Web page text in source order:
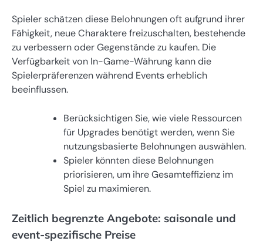
Spieler schätzen diese Belohnungen oft aufgrund ihrer
Fähigkeit, neue Charaktere freizuschalten, bestehende
zu verbessern oder Gegenstände zu kaufen. Die
Verfügbarkeit von In-Game-Währung kann die
Spielerpräferenzen während Events erheblich
beeinflussen.
Berücksichtigen Sie, wie viele Ressourcen
für Upgrades benötigt werden, wenn Sie
nutzungsbasierte Belohnungen auswählen.
Spieler könnten diese Belohnungen
priorisieren, um ihre Gesamteffizienz im
Spiel zu maximieren.
Zeitlich begrenzte Angebote: saisonale und
event-spezifische Preise